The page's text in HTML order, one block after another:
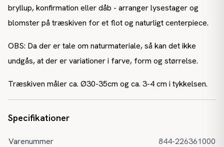
bryllup, konfirmation eller dåb - arranger lysestager og
blomster på træskiven for et flot og naturligt centerpiece.
OBS: Da der er tale om naturmateriale, så kan det ikke
undgås, at der er variationer i farve, form og størrelse.
Træskiven måler ca. Ø30-35cm og ca. 3-4 cm i tykkelsen.
Specifikationer
Varenummer
844-226361000